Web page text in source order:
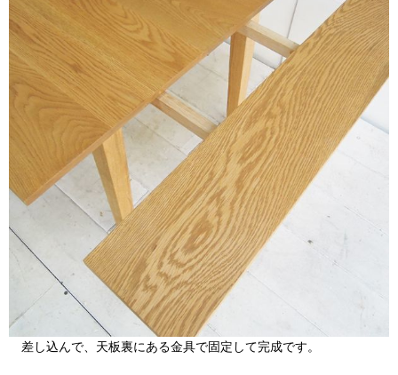
差し込んで、天板裏にある金具で固定して完成です。